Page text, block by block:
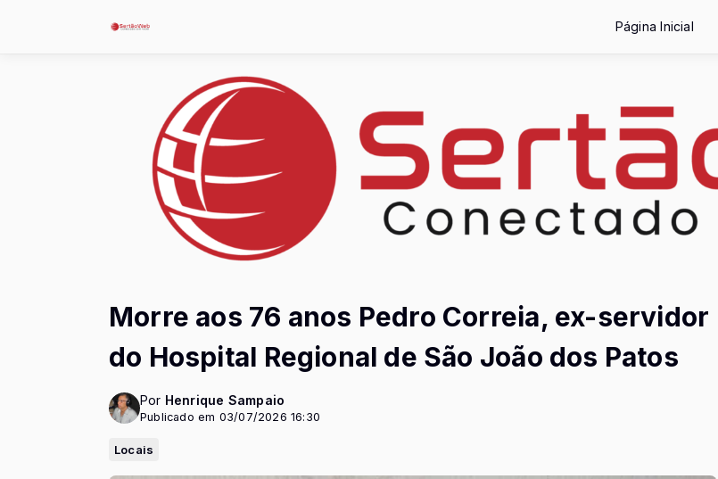
Página Inicial
Morre aos 76 anos Pedro Correia, ex-servidor
do Hospital Regional de São João dos Patos
Por Henrique Sampaio
Publicado em 03/07/2026 16:30
Locais